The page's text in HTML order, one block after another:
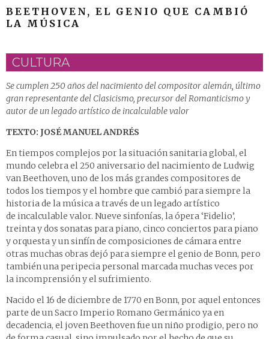
BEETHOVEN, EL GENIO QUE CAMBIÓ
LA MÚSICA
CULTURA
Se cumplen 250 años del nacimiento del compositor alemán, último
gran representante del Clasicismo, precursor del Romanticismo y
autor de un legado artístico de incalculable valor
TEXTO: JOSÉ MANUEL ANDRÉS
En tiempos complejos por la situación sanitaria global, el
mundo celebra el 250 aniversario del nacimiento de Ludwig
van Beethoven, uno de los más grandes compositores de
todos los tiempos y el hombre que cambió para siempre la
historia de la música a través de un legado artístico
de incalculable valor. Nueve sinfonías, la ópera ‘Fidelio’,
treinta y dos sonatas para piano, cinco conciertos para piano
y orquesta y un sinfín de composiciones de cámara entre
otras muchas obras dejó para siempre el genio de Bonn, pero
también una peripecia personal marcada muchas veces por
la incomprensión y el sufrimiento.
Nacido el 16 de diciembre de 1770 en Bonn, por aquel entonces
parte de un Sacro Imperio Romano Germánico ya en
decadencia, el joven Beethoven fue un niño prodigio, pero no